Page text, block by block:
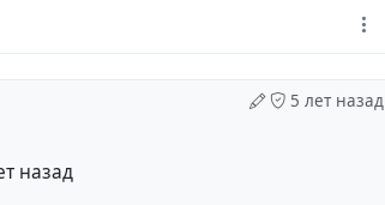
ни вам, ни человеку, чье
поддержки приватности беседы.
5 лет назад
назад